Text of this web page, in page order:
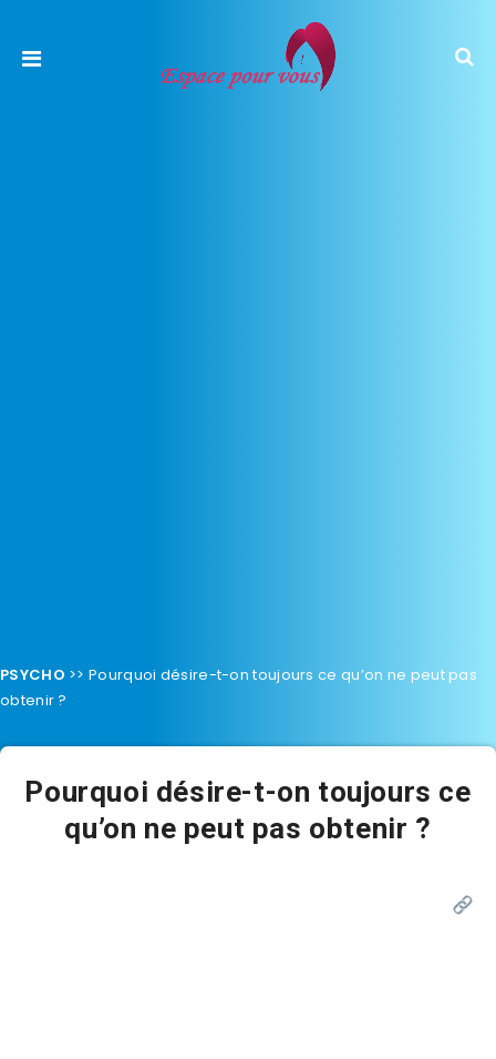
PSYCHO >>Pourquoi désire-t-on toujours ce qu’on ne peut pas
obtenir ?
Pourquoi désire-t-on toujours ce
qu’on ne peut pas obtenir ?